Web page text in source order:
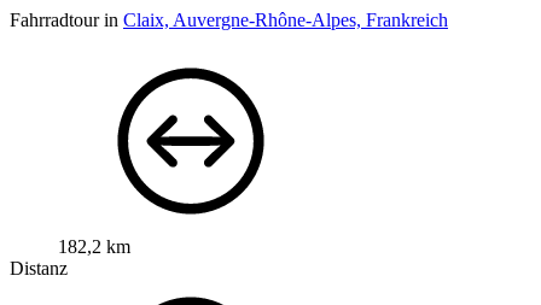
Fahrradtour in Claix, Auvergne-Rhône-Alpes, Frankreich
182,2 km
Distanz